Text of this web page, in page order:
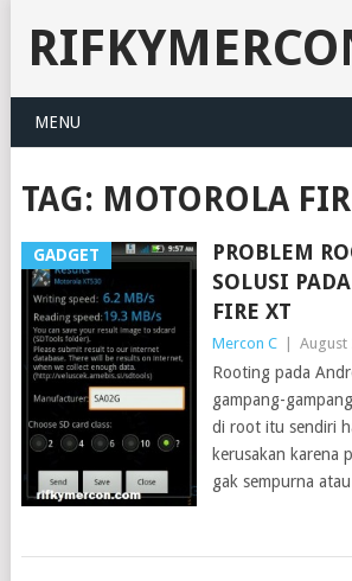
MENU
TAG: MOTOROLA
GADGET
PROBLEM
SOLUSI
FIRE XT
Mercon C August
Rooting pada
gampang-
di root itu sendiri
kerusakan karena
gak sempurna